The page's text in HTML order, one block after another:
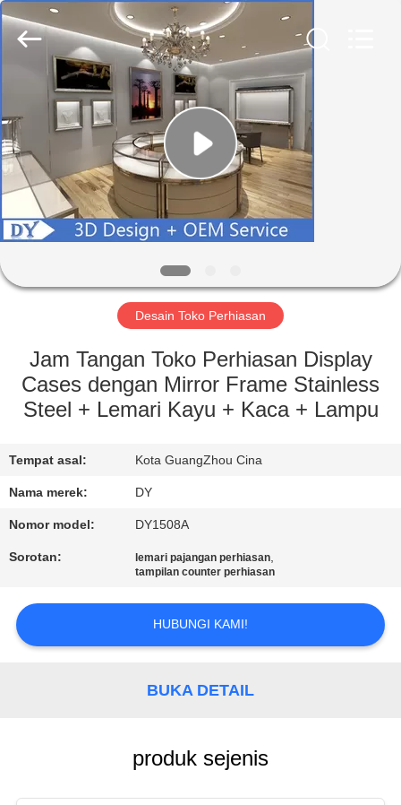
RUMAH
PRODUK
VIDEO
TENTANG
KAMI
TUR
PABRIK
KUALITAS
MINTA
KUTIPAN
COMPANY
NEWS
Commercial
Display
Furniture
Desain Toko Perhiasan
Jam Tangan Toko Perhiasan Display
Cases dengan Mirror Frame Stainless
Steel + Lemari Kayu + Kaca + Lampu
Tempat asal: Kota GuangZhou Cina
Nama merek: DY
Nomor model: DY1508A
Sorotan: lemari pajangan perhiasan,
tampilan counter perhiasan
HUBUNGI KAMI!
BUKA DETAIL
produk sejenis